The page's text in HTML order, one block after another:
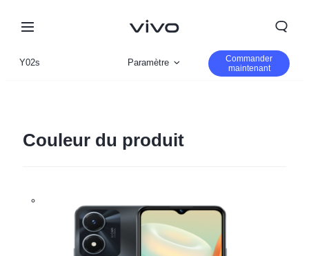
Y02s Paramètre
Commander
maintenant
Couleur du produit